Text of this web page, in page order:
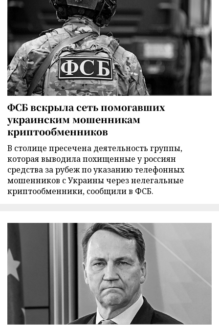
ФСБ вскрыла сеть помогавших
украинским мошенникам
криптообменников
В столице пресечена деятельность группы,
которая выводила похищенные у россиян
средства за рубеж по указанию телефонных
мошенников с Украины через нелегальные
криптообменники, сообщили в ФСБ.